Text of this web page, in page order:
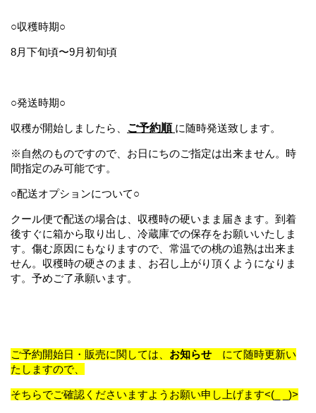
○収穫時期○
8月下旬頃〜9月初旬頃
○発送時期○
収穫が開始しましたら、 ご予約順 に随時発送致します。
※ 自然のものですので、お日にちのご指定は出来ません。時
間指定のみ可能です。
○配送オプションについて○
クール便で配送の場合は、収穫時の硬いまま届きます。 到着
後すぐに箱から取り出し、冷蔵庫での保存をお願いいたしま
す。 傷む原因にもなりますので、常温での桃の追熟は出来ま
せん。 収穫時の硬さのまま、お召し上がり頂くようになりま
す。予めご了承願います。
ご予約開始日・販売に関しては、 お知らせ にて随時更新い
たしますので、
そちらでご確認くださいますようお願い申し上げます<(_ _)>